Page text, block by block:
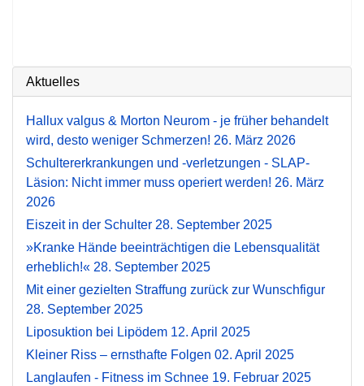
Aktuelles
Hallux valgus & Morton Neurom - je früher behandelt
wird, desto weniger Schmerzen! 26. März 2026
Schultererkrankungen und -verletzungen - SLAP-
Läsion: Nicht immer muss operiert werden! 26. März
2026
Eiszeit in der Schulter 28. September 2025
»Kranke Hände beeinträchtigen die Lebensqualität
erheblich!« 28. September 2025
Mit einer gezielten Straffung zurück zur Wunschfigur
28. September 2025
Liposuktion bei Lipödem 12. April 2025
Kleiner Riss – ernsthafte Folgen 02. April 2025
Langlaufen - Fitness im Schnee 19. Februar 2025